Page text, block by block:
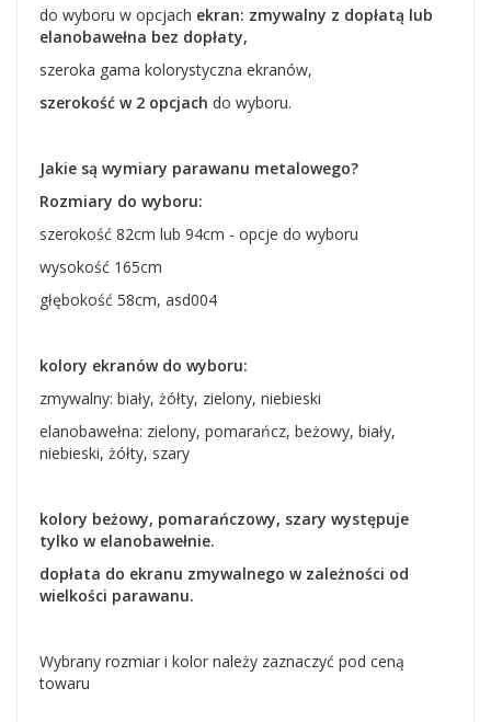
do wyboru w opcjach ekran: zmywalny z dopłatą lub
elanobawełna bez dopłaty,
szeroka gama kolorystyczna ekranów,
szerokość w 2 opcjach do wyboru.
Jakie są wymiary parawanu metalowego?
Rozmiary do wyboru:
szerokość 82cm lub 94cm - opcje do wyboru
wysokość 165cm
głębokość 58cm, asd004
kolory ekranów do wyboru:
zmywalny: biały, żółty, zielony, niebieski
elanobawełna: zielony, pomarańcz, beżowy, biały,
niebieski, żółty, szary
kolory beżowy, pomarańczowy, szary występuje
tylko w elanobawełnie.
dopłata do ekranu zmywalnego w zależności od
wielkości parawanu.
Wybrany rozmiar i kolor należy zaznaczyć pod ceną
towaru